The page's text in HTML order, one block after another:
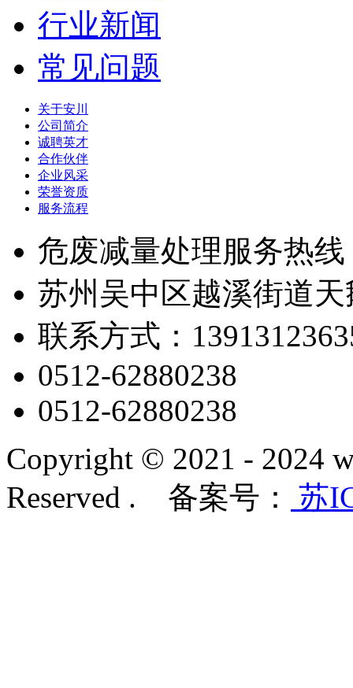
行业新闻
常见问题
关于安川
公司简介
诚聘英才
合作伙伴
企业风采
荣誉资质
服务流程
危废减量处理服务热线
苏州吴中区越溪街道
联系方式：
0512-62880238
0512-62880238
Copyright © 2021 - 2024
Reserved . 备案号：
苏